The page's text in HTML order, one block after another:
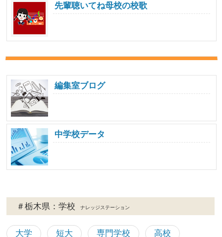
先輩聴いてね母校の校歌
編集室ブログ
中学校データ
＃栃木県：学校 ナレッジステーション
大学 短大 専門学校 高校